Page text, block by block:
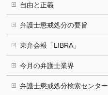
自由と正義
弁護士懲戒処分の要旨
東弁会報「LIBRA」
今月の弁護士業界
弁護士懲戒処分検索センター